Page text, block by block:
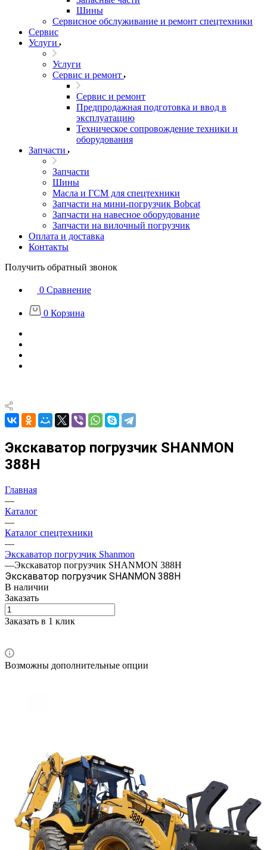
Шины
Сервисное обслуживание и ремонт спецтехники
Сервис
Услуги
Услуги
Сервис и ремонт
Сервис и ремонт
Предпродажная подготовка и ввод в
эксплуатацию
Техническое сопровождение техники и
оборудования
Запчасти
Запчасти
Шины
Масла и ГСМ для спецтехники
Запчасти на мини-погрузчик Bobcat
Запчасти на навесное оборудование
Запчасти на вилочный погрузчик
Оплата и доставка
Контакты
Получить обратный звонок
0 Сравнение
0 Корзина
Экскаватор погрузчик SHANMON
388H
Главная
—
Каталог
—
Каталог спецтехники
—
Экскаватор погрузчик Shanmon
—Экскаватор погрузчик SHANMON 388H
Экскаватор погрузчик SHANMON 388H
В наличии
Заказать
Заказать в 1 клик
Возможны дополнительные опции